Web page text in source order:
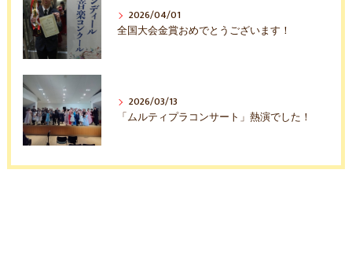
2026/04/01
全国大会金賞おめでとうございます！
2026/03/13
「ムルティプラコンサート」熱演でした！